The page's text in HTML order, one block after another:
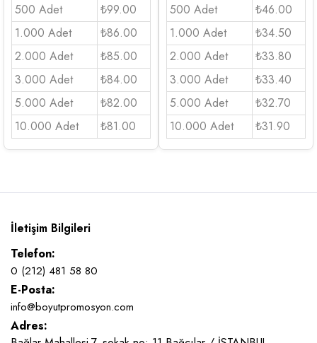
500 Adet
₺99.00
1.000 Adet
₺86.00
2.000 Adet
₺85.00
3.000 Adet
₺84.00
5.000 Adet
₺82.00
10.000 Adet
₺81.00
500 Adet
₺46.00
1.000 Adet
₺34.50
2.000 Adet
₺33.80
3.000 Adet
₺33.40
5.000 Adet
₺32.70
10.000 Adet
₺31.90
İletişim Bilgileri
Telefon:
0 (212) 481 58 80
E-Posta:
info@boyutpromosyon.com
Adres: